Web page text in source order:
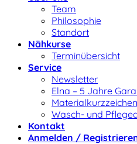
Team
Philosophie
Standort
Nähkurse
Terminübersicht
Service
Newsletter
Elna – 5 Jahre
Materialkurzzeichen
Wasch- und
Kontakt
Anmelden /